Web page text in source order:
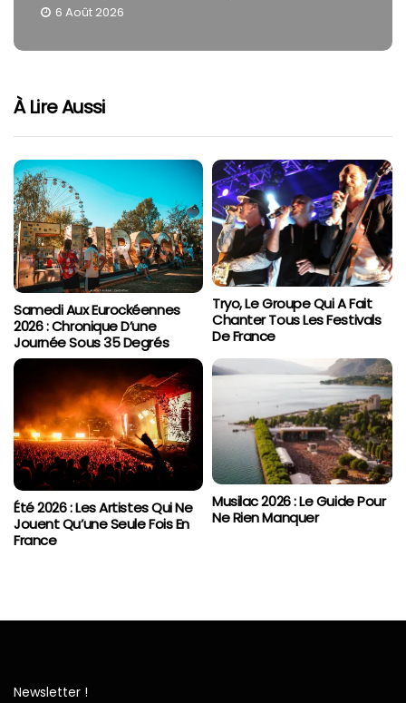
6 Août 2026
À Lire Aussi
Samedi Aux Eurockéennes
2026 : Chronique D’une
Journée Sous 35 Degrés
Tryo, Le Groupe Qui A Fait
Chanter Tous Les Festivals
De France
Été 2026 : Les Artistes Qui Ne
Jouent Qu’une Seule Fois En
France
Musilac 2026 : Le Guide Pour
Ne Rien Manquer
Newsletter !